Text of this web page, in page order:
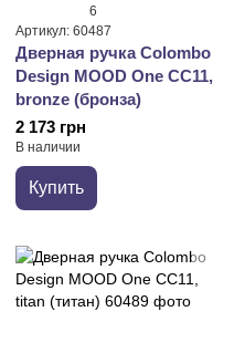
6
Артикул: 60487
Дверная ручка Colombo
Design MOOD One CC11,
bronze (бронза)
2 173 грн
В наличии
Купить